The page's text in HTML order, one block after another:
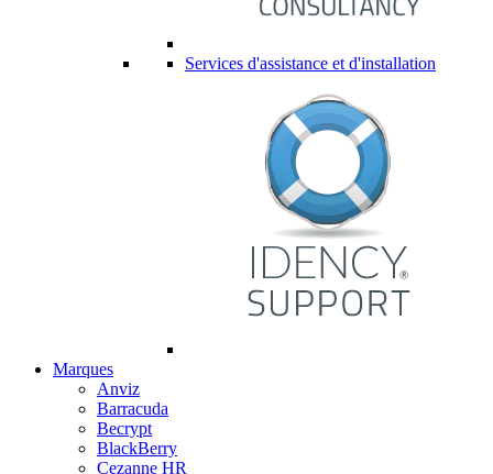
Services d'assistance et d'installation
Marques
Anviz
Barracuda
Becrypt
BlackBerry
Cezanne HR